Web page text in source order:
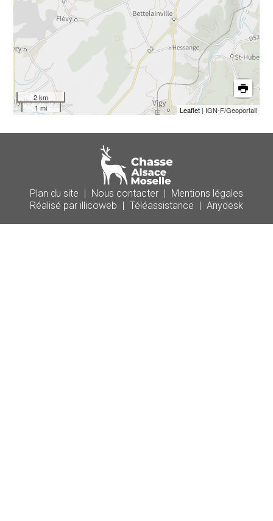
2 km
1 mi
Leaflet| IGN-F/Geoportail
Plan du site | Nous contacter | Mentions légales
Réalisé par illicoweb | Téléassistance | Anydesk